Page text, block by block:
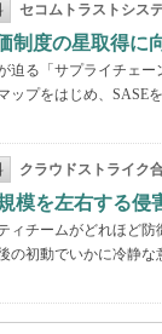
セコムトラストシス
制度の星取得に
迫る「サプライチェ
ップをはじめ、SASE
クラウドストライク
模を左右する侵
ィチームがどれほど防
の初動でいかに冷静